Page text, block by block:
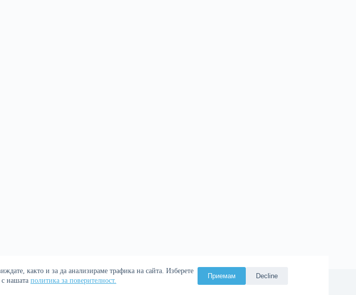
както и за да анализираме трафика на сайта. Изберете
нашата политика за поверителност.
Приемам Decline